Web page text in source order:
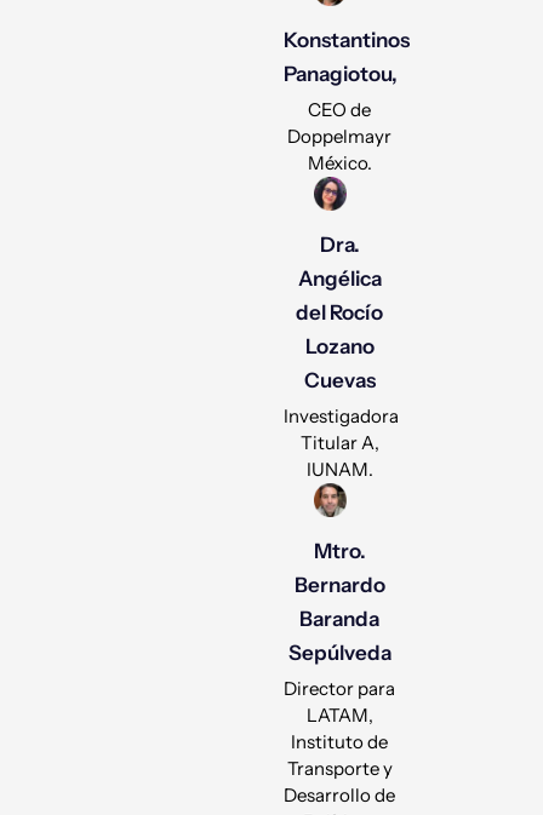
Konstantinos
Panagiotou,
CEO de
Doppelmayr
México.
Dra.
Angélica
del Rocío
Lozano
Cuevas
Investigadora
Titular A,
IUNAM.
Mtro.
Bernardo
Baranda
Sepúlveda
Director para
LATAM,
Instituto de
Transporte y
Desarrollo de